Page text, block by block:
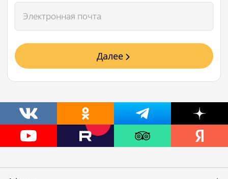
Далее